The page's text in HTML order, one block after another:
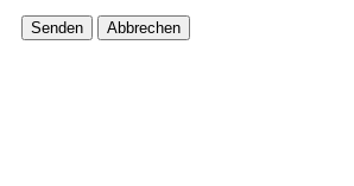
Senden Abbrechen